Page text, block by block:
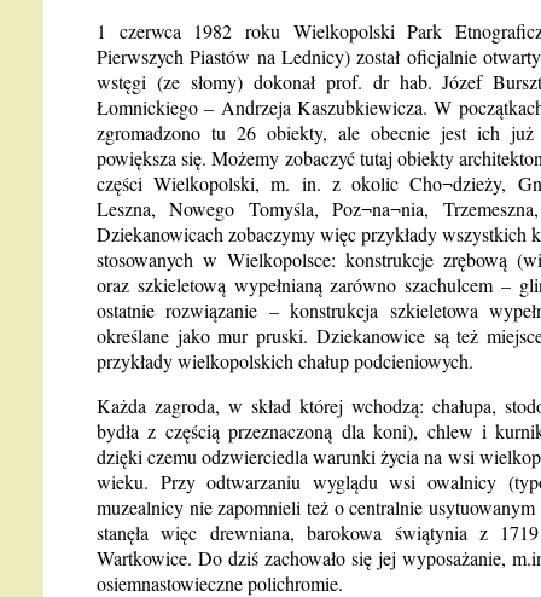
1 czerwca 1982 roku Wielkopolski Park
Pierwszych Piastów na Lednicy) został oficjalnie
wstęgi (ze słomy) dokonał prof. dr hab. Józef
Łomnickiego – Andrzeja Kaszubkiewicza. W
zgromadzono tu 26 obiekty, ale obecnie jest ich
powiększa się. Możemy zobaczyć tutaj obiekty
części Wielkopolski, m. in. z okolic Cho¬dzieży,
Leszna, Nowego Tomyśla, Poz¬na¬nia,
Dziekanowicach zobaczymy więc przykłady wszystkich
stosowanych w Wielkopolsce: konstrukcje zrębową
oraz szkieletową wypełnianą zarówno szachulcem –
ostatnie rozwiązanie – konstrukcja szkieletowa
określane jako mur pruski. Dziekanowice są też
przykłady wielkopolskich chałup podcieniowych.
Każda zagroda, w skład której wchodzą: chałupa,
bydła z częścią przeznaczoną dla koni), chlew i
dzięki czemu odzwierciedla warunki życia na wsi
wieku. Przy odtwarzaniu wyglądu wsi owalnicy
muzealnicy nie zapomnieli też o centralnie
stanęła więc drewniana, barokowa świątynia z
Wartkowice. Do dziś zachowało się jej wyposażanie,
osiemnastowieczne polichromie.